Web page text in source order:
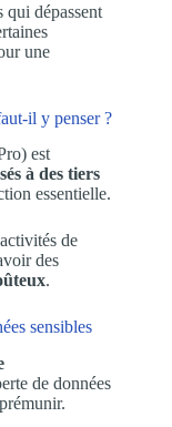
qui dépassent
une
il y penser ?
est
à des tiers
essentielle.
de
des
.
sensibles
de données